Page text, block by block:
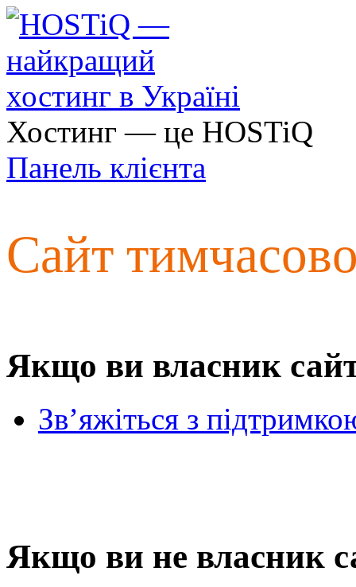
Хостинг — це HOSTiQ
Панель клієнта
Сайт
Якщо ви власник
Зв’яжіться з
Якщо ви не власник